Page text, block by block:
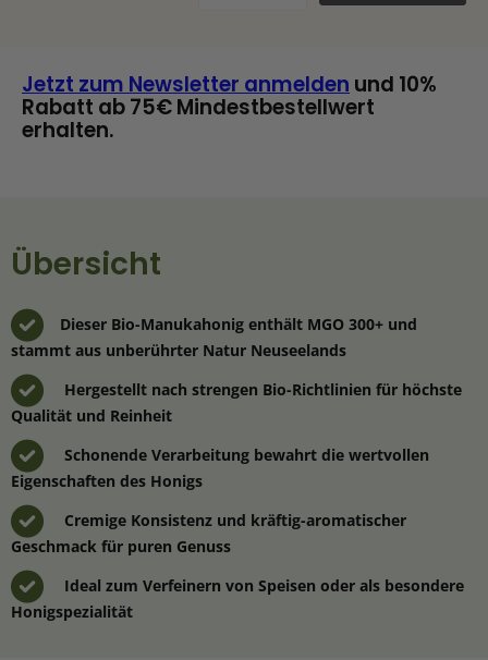
Jetzt zum Newsletter anmeldenund 10%
Rabatt ab 75€ Mindestbestellwert
erhalten.
Übersicht
Dieser Bio-Manukahonig enthält MGO 300+ und
stammt aus unberührter Natur Neuseelands
Hergestellt nach strengen Bio-Richtlinien für höchste
Qualität und Reinheit
Schonende Verarbeitung bewahrt die wertvollen
Eigenschaften des Honigs
Cremige Konsistenz und kräftig-aromatischer
Geschmack für puren Genuss
Ideal zum Verfeinern von Speisen oder als besondere
Honigspezialität